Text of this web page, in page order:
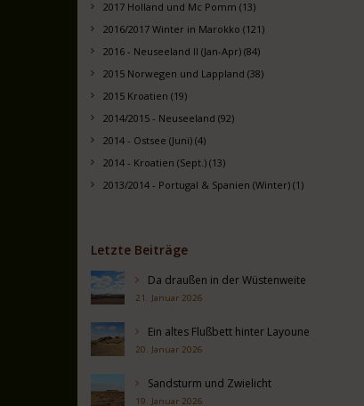
2017 Holland und Mc Pomm (13)
2016/2017 Winter in Marokko (121)
2016 - Neuseeland II (Jan-Apr) (84)
2015 Norwegen und Lappland (38)
2015 Kroatien (19)
2014/2015 - Neuseeland (92)
2014 - Ostsee (Juni) (4)
2014 - Kroatien (Sept.) (13)
2013/2014 - Portugal & Spanien (Winter) (1)
Letzte Beiträge
Da draußen in der Wüstenweite
21. Januar 2026
Ein altes Flußbett hinter Layoune
20. Januar 2026
Sandsturm und Zwielicht
19. Januar 2026